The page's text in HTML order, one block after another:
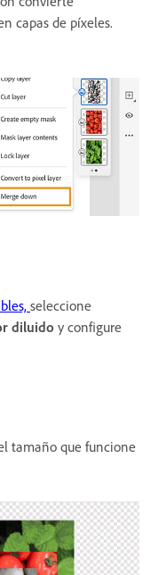
capas de píxeles.
seleccione
diluido y configure
tamaño que funcione